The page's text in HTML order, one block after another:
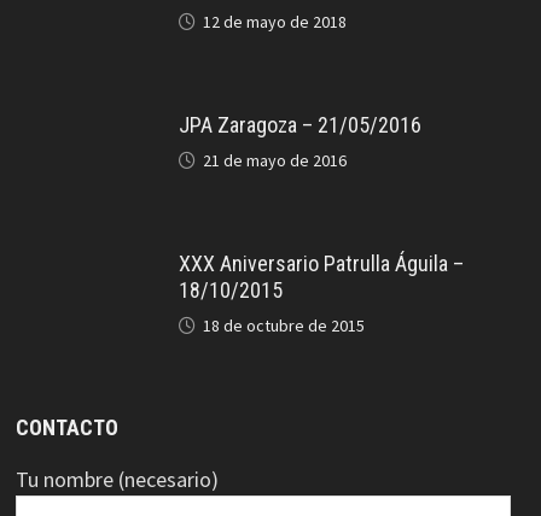
12 de mayo de 2018
JPA Zaragoza – 21/05/2016
21 de mayo de 2016
XXX Aniversario Patrulla Águila –
18/10/2015
18 de octubre de 2015
CONTACTO
Tu nombre (necesario)